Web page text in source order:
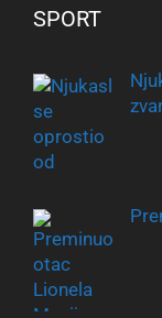
SPORT